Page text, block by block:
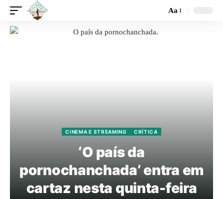
Aa
CINEMA E STREAMING CRÍTICA
‘O país da
pornochanchada’ entra em
cartaz nesta quinta-feira